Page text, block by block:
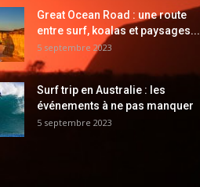
Great Ocean Road : une route
entre surf, koalas et paysages...
5 septembre 2023
Surf trip en Australie : les
événements à ne pas manquer
5 septembre 2023